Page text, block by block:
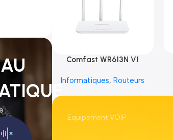
Comfast WR613N V1
Informatiques,Routeurs
Equipement VOIP